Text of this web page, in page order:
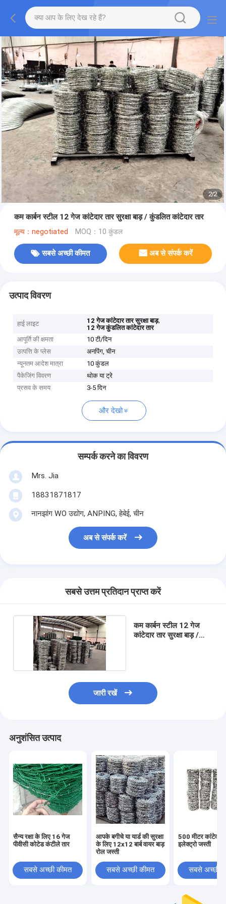
2/2
कम कार्बन स्टील 12 गेज कांटेदार तार सुरक्षा बाड़ / कुंडलित कांटेदार तार
मूल्य：negotiated MOQ：10 कुंडल
सबसे अच्छी कीमत अब से संपर्क करें
उत्पाद विवरण
हाई लाइट 12 गेज कांटेदार तार सुरक्षा बाड़,
12 गेज कुंडलित कांटेदार तार
आपूर्ति की क्षमता
10 टी/दिन
उत्पत्ति के प्लेस
अनपिंग, चीन
न्यूनतम आदेश मात्रा
10 कुंडल
पैकेजिंग विवरण
थोक या ट्रे
प्रसव के समय
3-5 दिन
और देखो
सम्पर्क करने का विवरण
Mrs. Jia
18831871817
नानझांग WO उद्योग, ANPING, हेबेई, चीन
अब से संपर्क करें
सबसे उत्तम प्रतिदान प्राप्त करें
कम कार्बन स्टील 12 गेज
कांटेदार तार सुरक्षा बाड़ /
जारी रखें
अनुशंसित उत्पाद
सैन्य रक्षा के लिए 16 गेज
पीवीसी कोटेड कंटीले तार
सबसे अच्छी कीमत
आपके बगीचे या यार्ड की सुरक्षा
के लिए 12x12 बार्ब वायर बाड़
रोल जस्ती
सबसे अच्छी कीमत
500 मीटर कांटेदार
इलेक्ट्रो जस्ती
सबसे अच्छी